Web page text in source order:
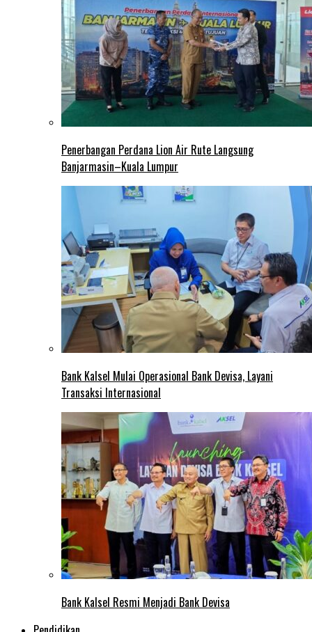
Penerbangan Perdana Lion Air Rute Langsung
Banjarmasin–Kuala Lumpur
Bank Kalsel Mulai Operasional Bank Devisa, Layani
Transaksi Internasional
Bank Kalsel Resmi Menjadi Bank Devisa